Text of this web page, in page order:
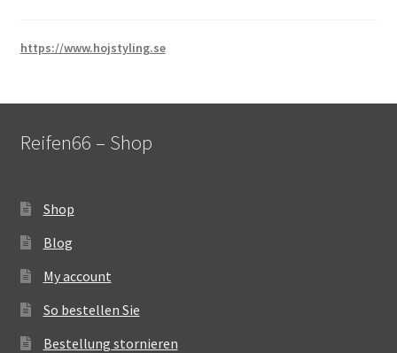
https://www.hojstyling.se
Reifen66 – Shop
Shop
Blog
My account
So bestellen Sie
Bestellung stornieren